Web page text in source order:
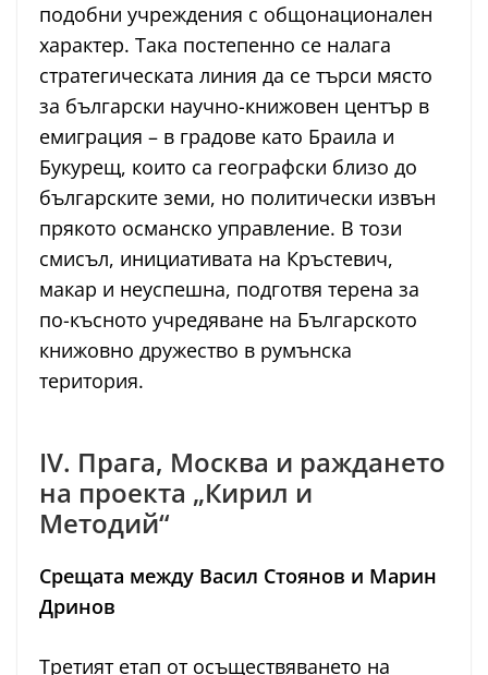
подобни учреждения с общонационален
характер. Така постепенно се налага
стратегическата линия да се търси място
за български научно-книжовен център в
емиграция – в градове като Браила и
Букурещ, които са географски близо до
българските земи, но политически извън
прякото османско управление. В този
смисъл, инициативата на Кръстевич,
макар и неуспешна, подготвя терена за
по-късното учредяване на Българското
книжовно дружество в румънска
територия.
IV. Прага, Москва и раждането
на проекта „Кирил и
Методий“
Срещата между Васил Стоянов и Марин
Дринов
Третият етап от осъществяването на